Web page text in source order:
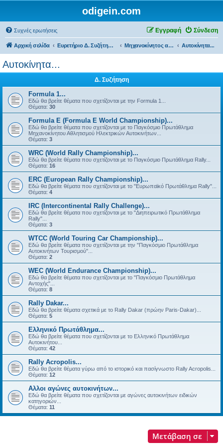
odigein.com
Συχνές ερωτήσεις Σύνδεση
Εγγραφή
Αρχική σελίδα Ευρετήριο Δ. Συζήτησης Μηχανοκίνητος αθλητισμός και μη... Αυτοκίνητα...
Αυτοκίνητα...
Δ. Συζήτηση
Formula 1...
Εδώ θα βρείτε θέματα που σχετίζονται με την Formula 1...
Θέματα: 30
Formula E (Formula E World Championship)...
Εδώ θα βρείτε θέματα που σχετίζονται με το Παγκόσμιο Πρωτάθλημα
Μηχανοκίνητου Αθλητισμού Ηλεκτρικών Αυτοκινήτων...
Θέματα: 3
WRC (World Rally Championship)...
Εδώ θα βρείτε θέματα που σχετίζονται με το Παγκόσμιο Πρωτάθλημα Rally...
Θέματα: 16
ERC (European Rally Championship)...
Εδώ θα βρείτε θέματα που σχετίζονται με το "Ευρωπαϊκό Πρωτάθλημα Rally"...
Θέματα: 4
IRC (Intercontinental Rally Challenge)...
Εδώ θα βρείτε θέματα που σχετίζονται με το "Διηπειρωτικό Πρωτάθλημα
Rally"...
Θέματα: 3
WTCC (World Touring Car Championship)...
Εδώ θα βρείτε θέματα που σχετίζονται με την "Παγκόσμιο Πρωτάθλημα
Αυτοκινήτων Τουρισμού"...
Θέματα: 2
WEC (World Endurance Championship)...
Εδώ θα βρείτε θέματα που σχετίζονται με το "Παγκόσμιο Πρωτάθλημα
Αντοχής"...
Θέματα: 8
Rally Dakar...
Εδώ θα βρείτε θέματα σχετικά με τo Rally Dakar (πρώην Paris-Dakar)...
Θέματα: 5
Ελληνικό Πρωτάθλημα...
Εδώ θα βρείτε θέματα που σχετίζονται με το Ελληνικό Πρωτάθλημα
Αυτοκινήτου...
Θέματα: 42
Rally Acropolis...
Εδώ θα βρείτε θέματα γύρω από το ιστορικό και πασίγνωστο Rally Acropolis...
Θέματα: 12
Αλλοι αγώνες αυτοκινήτων...
Εδώ θα βρείτε θέματα που σχετίζονται με αγώνες αυτοκινήτων ειδικών
κατηγοριών...
Θέματα: 11
Μετάβαση σε